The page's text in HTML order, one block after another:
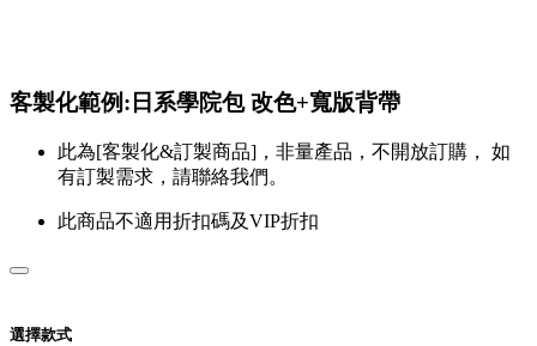
客製化範例:日系學院包 改色+寬版背帶
此為[客製化&訂製商品]，非量產品，不開放訂購， 如
有訂製需求，請聯絡我們。
此商品不適用折扣碼及VIP折扣
選擇款式